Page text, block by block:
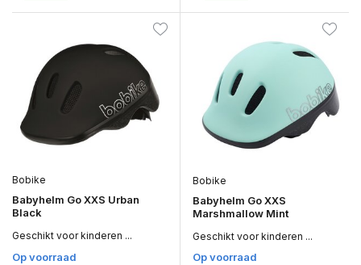
Bobike
Babyhelm Go XXS Urban
Black
Geschikt voor kinderen ...
Op voorraad
Bobike
Babyhelm Go XXS
Marshmallow Mint
Geschikt voor kinderen ...
Op voorraad